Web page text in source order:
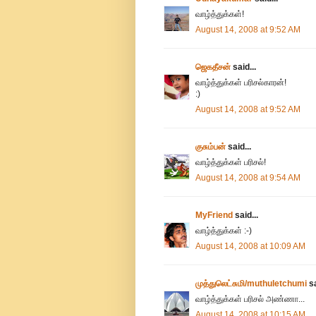
வாழ்த்துக்கள்!
August 14, 2008 at 9:52 AM
ஜெகதீசன் said...
வாழ்த்துக்கள் பரிசல்காரன்!
:)
August 14, 2008 at 9:52 AM
குசும்பன் said...
வாழ்த்துக்கள் பரிசல்!
August 14, 2008 at 9:54 AM
MyFriend said...
வாழ்த்துக்கள் :-)
August 14, 2008 at 10:09 AM
முத்துலெட்சுமி/muthuletchumi
வாழ்த்துக்கள் பரிசல் அண்ணா...